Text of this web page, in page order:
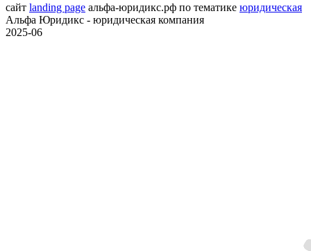
сайт landing page альфа-юридикс.рф по тематике юридическая
Альфа Юридикс - юридическая компания
2025-06